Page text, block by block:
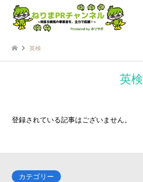
英検
英検
登録されている記事はございません。
カテゴリー